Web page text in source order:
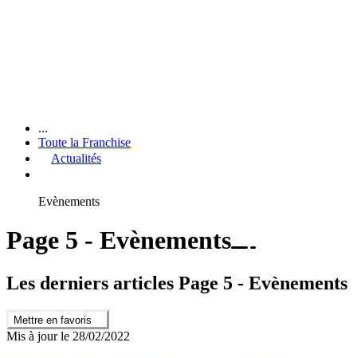
...
Toute la Franchise
Actualités
Evènements
Page 5 - Evènements
Les derniers articles Page 5 - Evènements
Mettre en favoris
Mis à jour le 28/02/2022